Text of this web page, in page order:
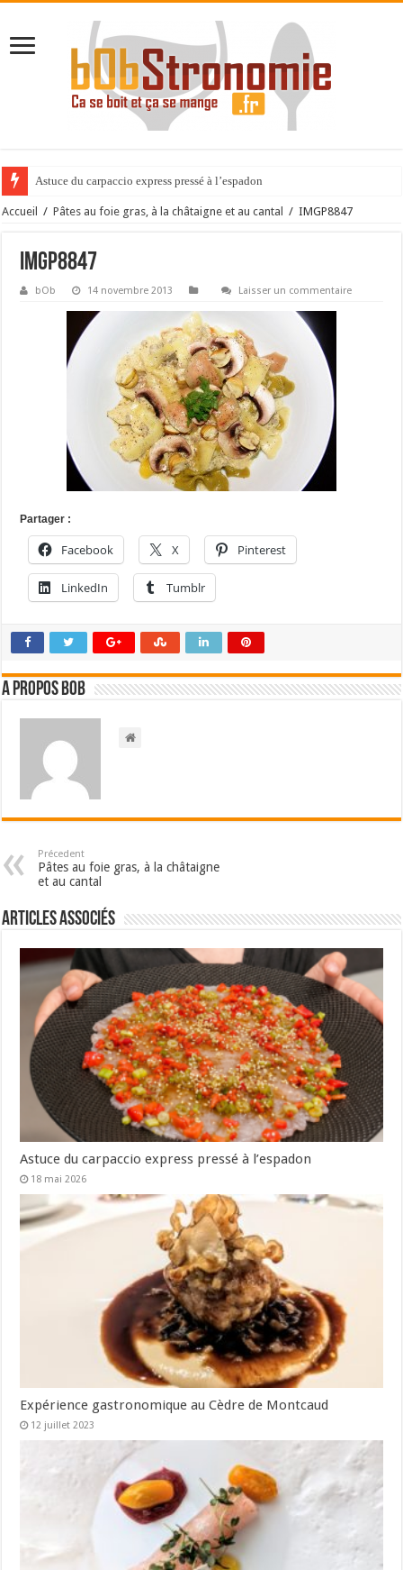
Astuce du carpaccio express pressé à l’espadon
Accueil / Pâtes au foie gras, à la châtaigne et au cantal / IMGP8847
IMGP8847
bOb 14 novembre 2013 Laisser un commentaire
Partager :
Facebook X Pinterest
LinkedIn Tumblr
A propos bOb
Précedent
Pâtes au foie gras, à la châtaigne
et au cantal
Articles associés
Astuce du carpaccio express pressé à l’espadon
18 mai 2026
Expérience gastronomique au Cèdre de Montcaud
12 juillet 2023